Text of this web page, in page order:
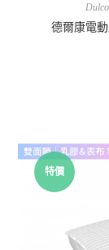
德爾康電
特價